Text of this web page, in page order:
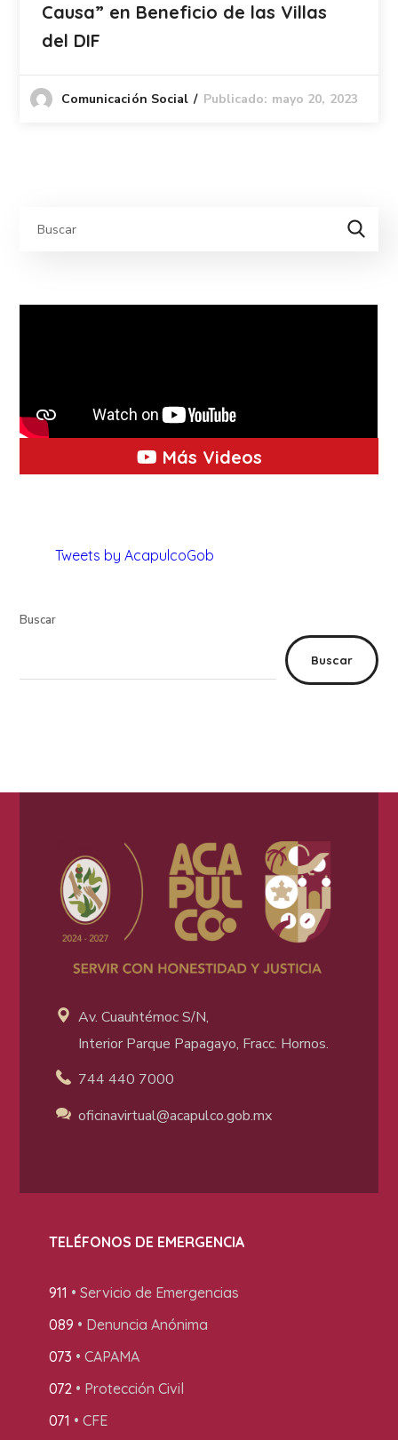
Causa” en Beneficio de las Villas
del DIF
Comunicación Social Publicado: mayo 20, 2023
Más Videos
Tweets by AcapulcoGob
Buscar
Buscar
Av. Cuauhtémoc S/N,
Interior Parque Papagayo, Fracc. Hornos.
744 440 7000
oficinavirtual@acapulco.gob.mx
TELÉFONOS DE EMERGENCIA
911 • Servicio de Emergencias
089 • Denuncia Anónima
073 • CAPAMA
072• Protección Civil
071 • CFE